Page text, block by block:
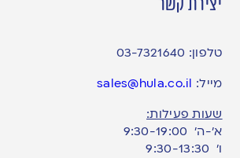
יצירת קשר
טלפון: 03-7321640
מייל: sales@hula.co.il
שעות פעילות:
א’-ה’ 9:30-19:00
ו׳ 9:30-13:30